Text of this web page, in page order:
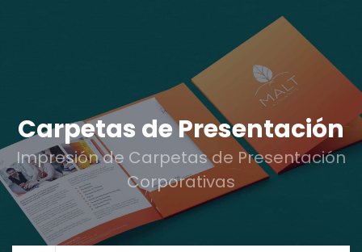
Carpetas de Presentación
Impresión de Carpetas de Presentación
Corporativas